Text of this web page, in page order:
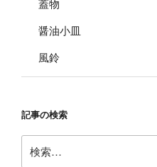
蓋物
醤油小皿
風鈴
記事の検索
索: